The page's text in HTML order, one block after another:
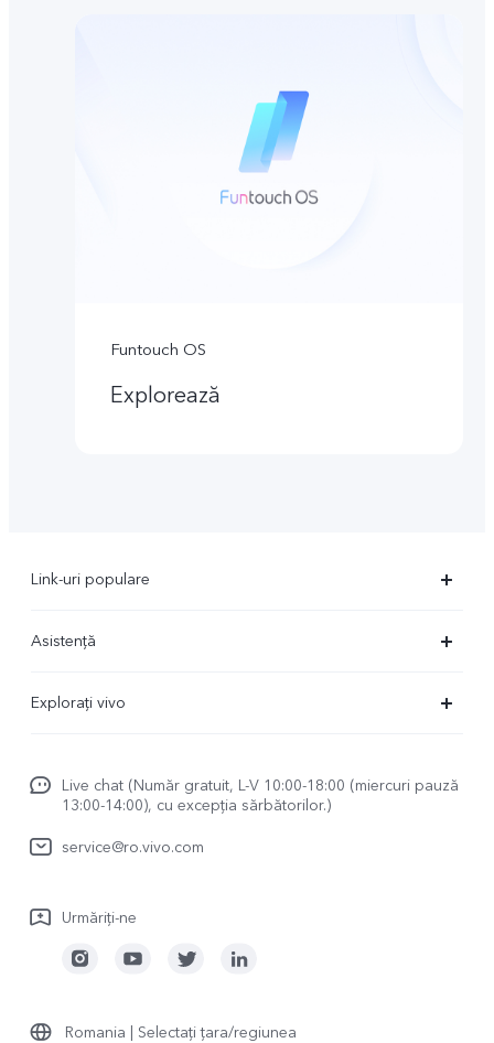
Funtouch OS
Explorează
Link-uri populare
V23 5G
Y22s
Asistență
Funtouch OS
Trimite la reparatie
Actualizarea sistemului
Manual de utilizare
Explorați vivo
Viața cu vivo
vivo Netiquette
Mențiuni legale
Durabilitate
Live chat (Număr gratuit, L-V 10:00-18:00 (miercuri pauză
13:00-14:00), cu excepția sărbătorilor.)
service@ro.vivo.com
Urmăriți-ne
Romania | Selectați țara/regiunea